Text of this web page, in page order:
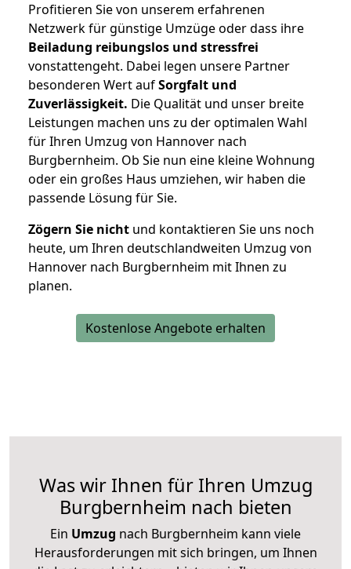
Profitieren Sie von unserem erfahrenen
Netzwerk für günstige Umzüge oder dass ihre
Beiladung reibungslos und stressfrei
vonstattengeht. Dabei legen unsere Partner
besonderen Wert aufSorgfalt und
Zuverlässigkeit. Die Qualität und unser breite
Leistungen machen uns zu der optimalen Wahl
für Ihren Umzug von Hannover nach
Burgbernheim. Ob Sie nun eine kleine Wohnung
oder ein großes Haus umziehen, wir haben die
passende Lösung für Sie.
Zögern Sie nicht und kontaktieren Sie uns noch
heute, um Ihren deutschlandweiten Umzug von
Hannover nach Burgbernheim mit Ihnen zu
planen.
Kostenlose Angebote erhalten
Was wir Ihnen für Ihren Umzug
Burgbernheim nach bieten
Ein Umzug nach Burgbernheim kann viele
Herausforderungen mit sich bringen, um Ihnen